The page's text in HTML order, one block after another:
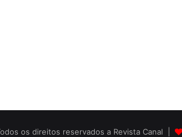
os direitos reservados a Revista Canal |